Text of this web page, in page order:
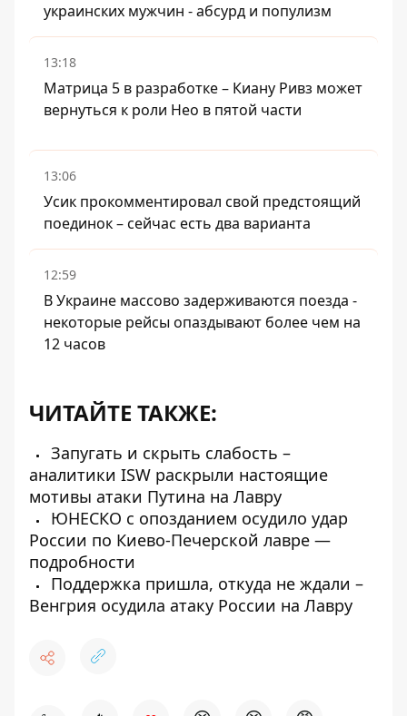
украинских мужчин - абсурд и популизм
13:18
Матрица 5 в разработке – Киану Ривз может
вернуться к роли Нео в пятой части
13:06
Усик прокомментировал свой предстоящий
поединок – сейчас есть два варианта
12:59
В Украине массово задерживаются поезда -
некоторые рейсы опаздывают более чем на
12 часов
ЧИТАЙТЕ ТАКЖЕ:
Запугать и скрыть слабость –
аналитики ISW раскрыли настоящие
мотивы атаки Путина на Лавру
ЮНЕСКО с опозданием осудило удар
России по Киево-Печерской лавре —
подробности
Поддержка пришла, откуда не ждали –
Венгрия осудила атаку России на Лавру